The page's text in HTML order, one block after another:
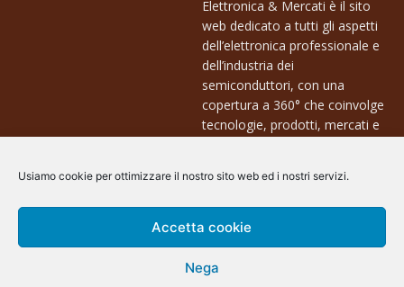
Usiamo cookie per ottimizzare il nostro sito web ed i nostri servizi.
Accetta cookie
Nega
Elettronica & Mercati è il sito
web dedicato a tutti gli aspetti
dell’elettronica professionale e
dell’industria dei
semiconduttori, con una
copertura a 360° che coinvolge
tecnologie, prodotti, mercati e
Contatti:
info@arscommunication.it